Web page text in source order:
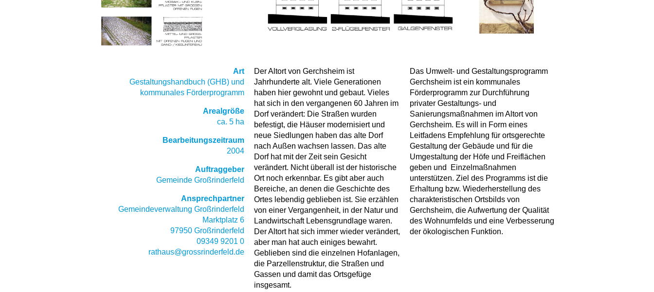
Der Altort von Gerchsheim ist
Jahrhunderte alt. Viele Generationen
haben hier gewohnt und gebaut. Vieles
hat sich in den vergangenen 60 Jahren im
Dorf verändert: Die Straßen wurden
befestigt, die Häuser modernisiert und
neue Siedlungen haben das alte Dorf
nach Außen wachsen lassen. Das alte
Dorf hat mit der Zeit sein Gesicht
verändert. Nicht überall ist der historische
Ort noch erkennbar. Es gibt aber auch
Bereiche, an denen die Geschichte des
Ortes lebendig geblieben ist. Sie erzählen
von einer Vergangenheit, in der Natur und
Landwirtschaft Lebensgrundlage waren.
Der Altort hat sich immer wieder verändert,
aber man hat auch einiges bewahrt.
Geblieben sind die einzelnen Hofanlagen,
die Parzellenstruktur, die Straßen und
Gassen und damit das Ortsgefüge
insgesamt.
Das Umwelt- und Gestaltungsprogramm
Gerchsheim ist ein kommunales
Förderprogramm zur Durchführung
privater Gestaltungs- und
Sanierungsmaßnahmen im Altort von
Gerchsheim. Es will in Form eines
Leitfadens Empfehlung für ortsgerechte
Gestaltung der Gebäude und für die
Umgestaltung der Höfe und Freiflächen
geben und Einzelmaßnahmen
unterstützen. Ziel des Programms ist die
Erhaltung bzw. Wiederherstellung des
charakteristischen Ortsbilds von
Gerchsheim, die Aufwertung der Qualität
des Wohnumfelds und eine Verbesserung
der ökologischen Funktion.
Art
Gestaltungshandbuch (GHB) und
kommunales Förderprogramm
Arealgröße
ca. 5 ha
Bearbeitungszeitraum
2004
Auftraggeber
Gemeinde Großrinderfeld
Ansprechpartner
Gemeindeverwaltung Großrinderfeld
Marktplatz 6
97950 Großrinderfeld
09349 9201 0
rathaus@grossrinderfeld.de